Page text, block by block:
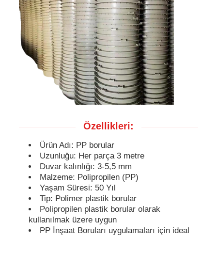
Özellikleri:
Ürün Adı: PP borular
Uzunluğu: Her parça 3 metre
Duvar kalınlığı: 3-5,5 mm
Malzeme: Polipropilen (PP)
Yaşam Süresi: 50 Yıl
Tip: Polimer plastik borular
Polipropilen plastik borular olarak
kullanılmak üzere uygun
PP İnşaat Boruları uygulamaları için ideal